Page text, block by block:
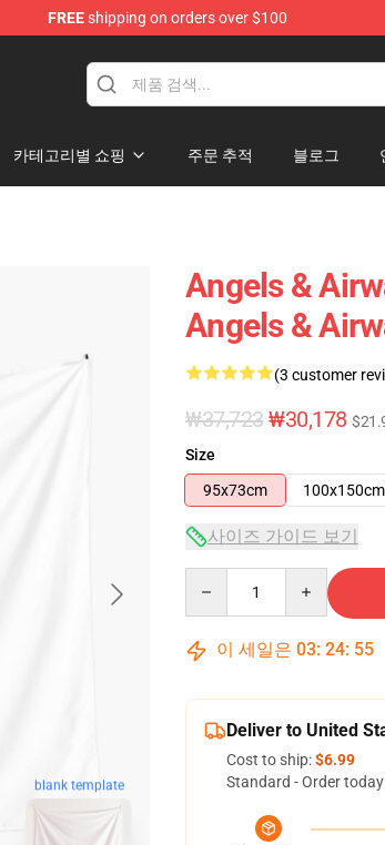
FREEshipping on orders over $100
카테고리별 쇼핑 주문 추적 블로그
blank template
Angels &
Angels &
(3 customer
₩37,723 ₩30,178
Size
95x73cm
100x150cm
사이즈 가이드 보기
이 세일은 03: 24: 54
Deliver to United
Cost to ship:$6.99
Standard - Order